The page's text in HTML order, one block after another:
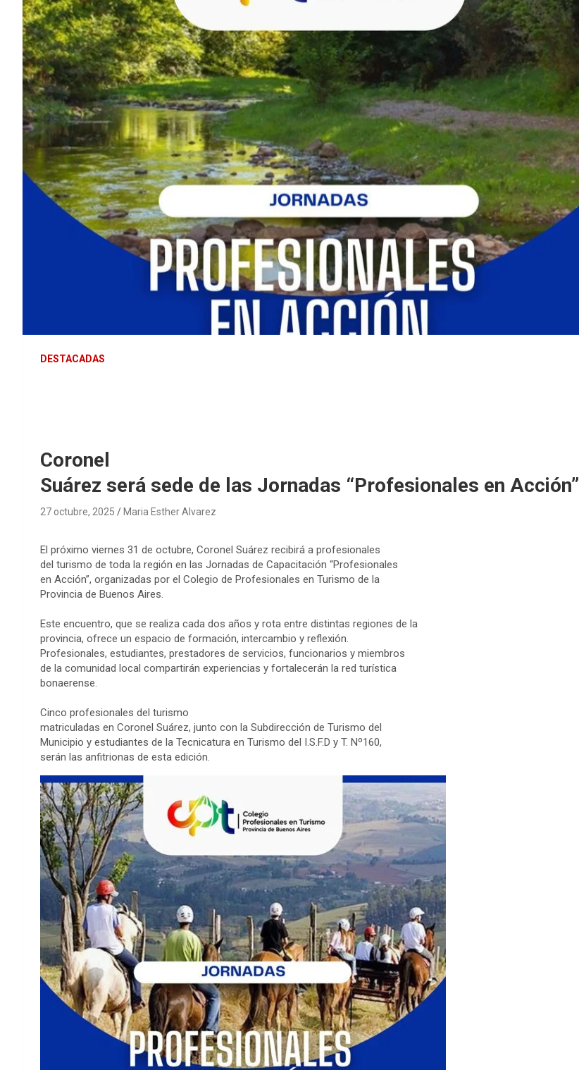
DESTACADAS
Coronel
Suárez será sede de las Jornadas “Profesionales en Acción”
27 octubre, 2025 Maria Esther Alvarez
El próximo viernes 31 de octubre, Coronel Suárez recibirá a profesionales
del turismo de toda la región en las Jornadas de Capacitación “Profesionales
en Acción”, organizadas por el Colegio de Profesionales en Turismo de la
Provincia de Buenos Aires.
Este encuentro, que se realiza cada dos años y rota entre distintas regiones de la
provincia, ofrece un espacio de formación, intercambio y reflexión.
Profesionales, estudiantes, prestadores de servicios, funcionarios y miembros
de la comunidad local compartirán experiencias y fortalecerán la red turística
bonaerense.
Cinco profesionales del turismo
matriculadas en Coronel Suárez, junto con la Subdirección de Turismo del
Municipio y estudiantes de la Tecnicatura en Turismo del I.S.F.D y T. Nº160,
serán las anfitrionas de esta edición.